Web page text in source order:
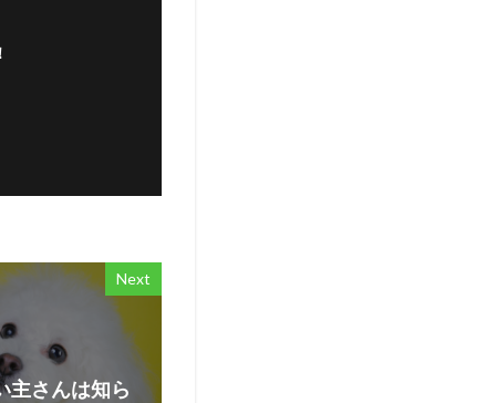
Next
主さんは知ら